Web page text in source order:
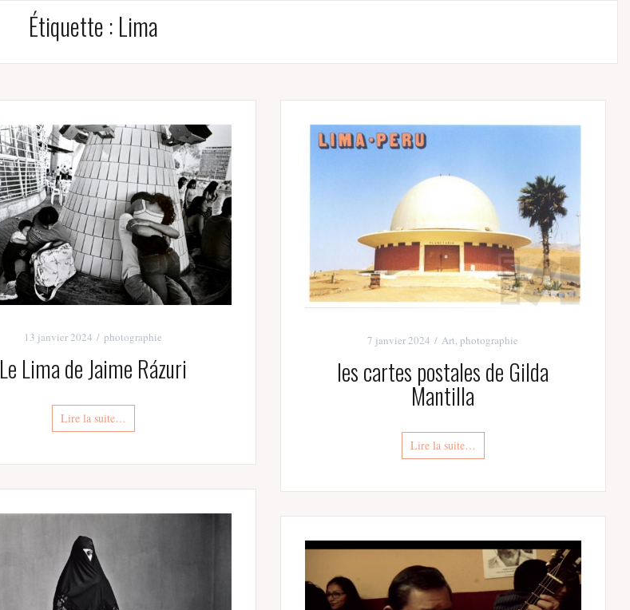
Étiquette : Lima
13 janvier 2024 photographie
Le Lima de Jaime Rázuri
Lire la suite…
7 janvier 2024 Art ,photographie
les cartes postales de Gilda
Mantilla
Lire la suite…